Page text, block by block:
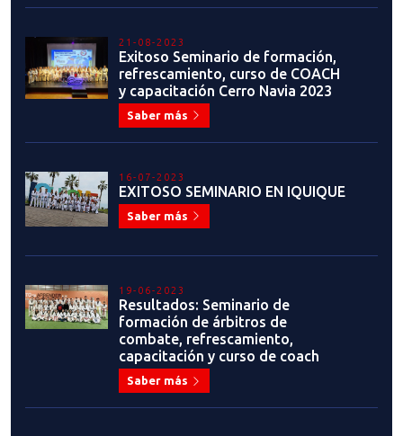
21-08-2023
Exitoso Seminario de formación,
refrescamiento, curso de COACH
y capacitación Cerro Navia 2023
Saber más
16-07-2023
EXITOSO SEMINARIO EN IQUIQUE
Saber más
19-06-2023
Resultados: Seminario de
formación de árbitros de
combate, refrescamiento,
capacitación y curso de coach
Saber más